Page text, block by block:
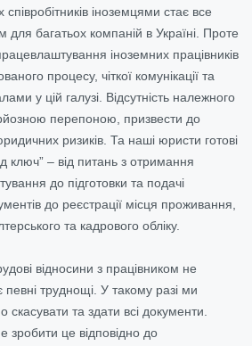
співробітників іноземцями стає все
для багатьох компаній в Україні. Проте
іноземних працівників
процесу, чіткої комунікації та
у цій галузі. Відсутність належного
перепоною, призвести до
ризиків. Та наші юристи готові
ключ” – від питань з отримання
до підготовки та подачі
до реєстрації місця проживання,
та кадрового обліку.
відносини з працівником не
певні труднощі. У такому разі ми
та здати всі документи.
зробити це відповідно до